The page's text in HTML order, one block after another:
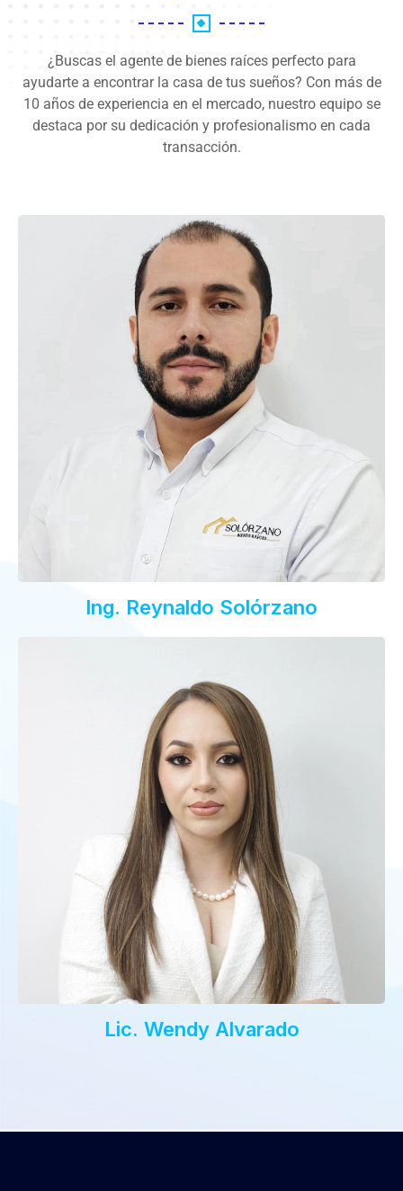
¿Buscas el agente de bienes raíces perfecto para
ayudarte a encontrar la casa de tus sueños? Con más de
10 años de experiencia en el mercado, nuestro equipo se
destaca por su dedicación y profesionalismo en cada
transacción.
Ing. Reynaldo Solórzano
Lic. Wendy Alvarado